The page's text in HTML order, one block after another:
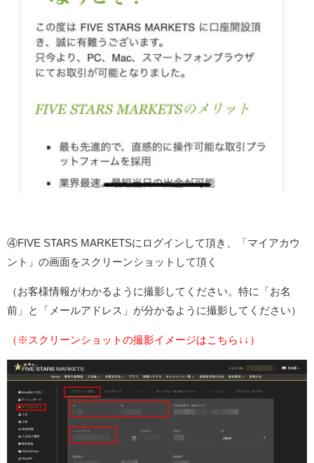
④FIVE STARS MARKETSにログインして頂き、「マイアカウ
ント」の画面をスクリーンショットして頂く
（お客様情報がわかるように撮影してください。特に「お名
前」と「メールアドレス」が分かるように撮影してください）
（※スクリーンショットの撮影イメージはこちら↓↓）